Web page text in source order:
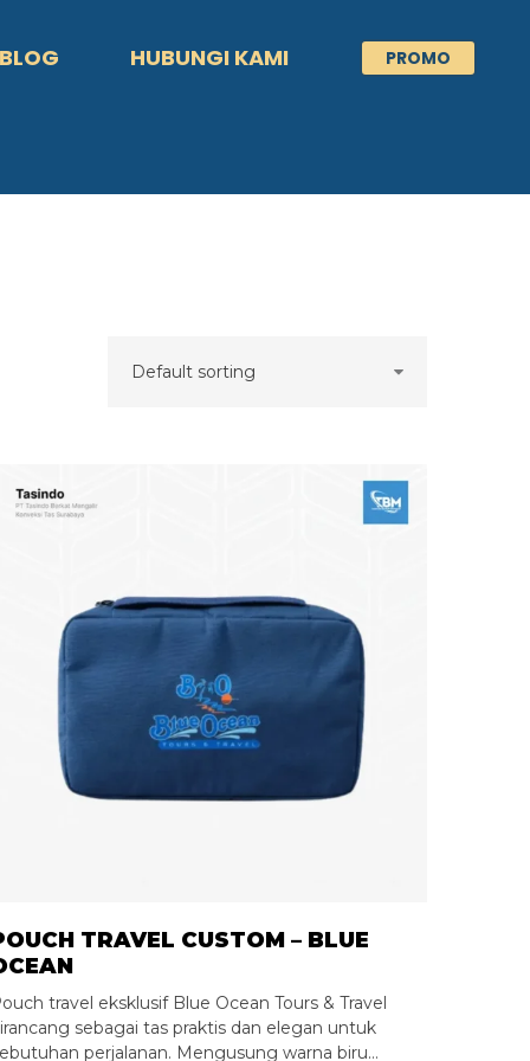
BLOG HUBUNGI KAMI PROMO
TRAVEL CUSTOM – BLUE
travel eksklusif Blue Ocean Tours & Travel
sebagai tas praktis dan elegan untuk
perjalanan. Mengusung warna biru…